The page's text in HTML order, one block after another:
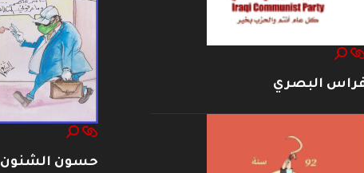
البصري
حسون الشنون